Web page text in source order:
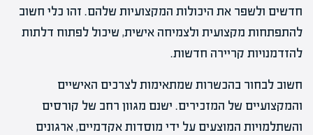
חדשים ולשפר את היכולות המקצועיות שלהם. זהו כלי חשוב
להתפתחות מקצועית ולצמיחה אישית, שיכול לפתוח דלתות
להזדמנויות קריירה חדשות.
חשוב לבחור בהכשרות שמתאימות לצרכים האישיים
והמקצועיים של המזכירים. ישנם מגוון רחב של קורסים
והשתלמויות המוצעים על ידי מוסדות אקדמיים, ארגונים